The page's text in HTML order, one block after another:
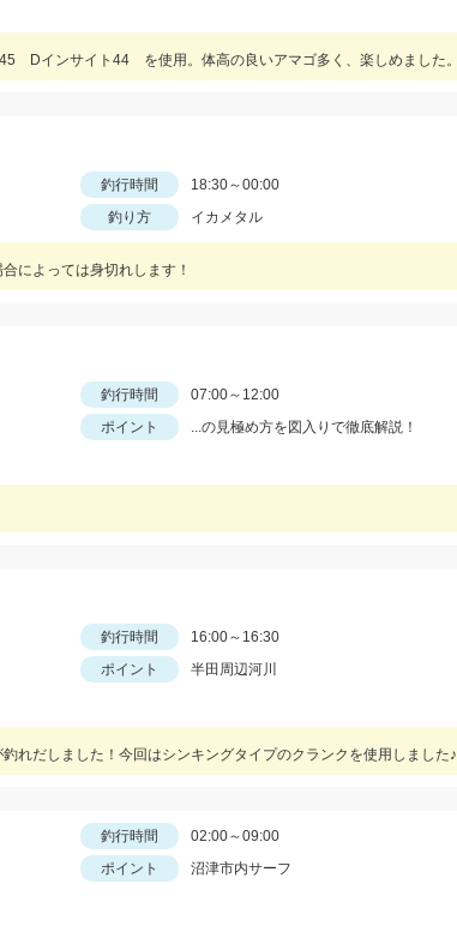
Dインサイト44 を使用。体高の良いアマゴ多く、楽しめました。
釣行時間
18:30～00:00
釣り方 イカメタル
によっては身切れします！
釣行時間
07:00～12:00
ポイント
...の見極め方を図入りで徹底解説！
釣行時間
16:00～16:30
ポイント
半田周辺河川
れだしました！今回はシンキングタイプのクランクを使用しました♪
釣行時間
02:00～09:00
ポイント
沼津市内サーフ